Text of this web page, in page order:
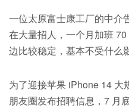
一位太原富士康工厂的中介
在大量招人，一个月加班
边比较稳定，基本不受什么
为了迎接苹果 iPhone 14 大
朋友圈发布招聘信息，7 月